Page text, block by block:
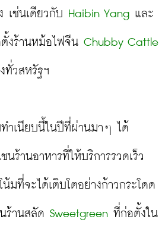
เช่นเดียวกับ Haibin Yang
งร้านหม้อไฟจีน Chubby Cattle
ทั่วสหรัฐฯ
ำเนียบนี้ในปีที่ผ่านมาๆ ได้
นร้านอาหารที่ให้บริการรวดเร็ว
มที่จะได้เติบโตอย่างก้าวกระโดด
ร้านสลัด Sweetgreen ที่ก่อตั้งใน